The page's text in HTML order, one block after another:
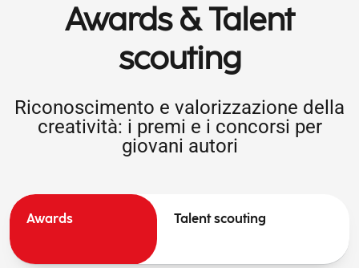
Awards & Talent
scouting
Riconoscimento e valorizzazione della
creatività: i premi e i concorsi per
giovani autori
Awards Talent scouting